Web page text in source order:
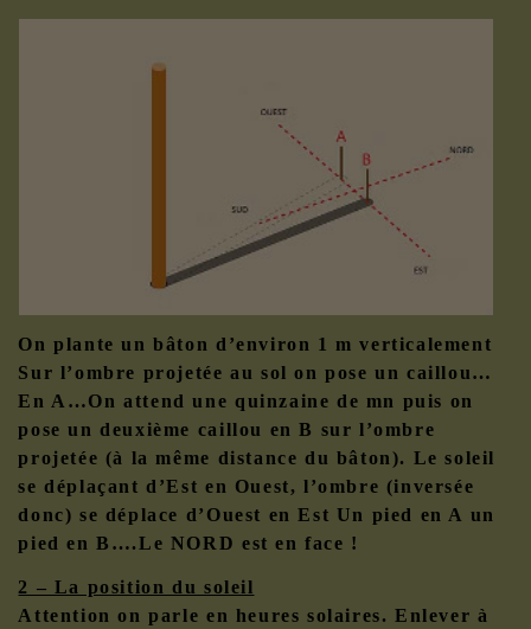
On plante un bâton d’environ 1 m verticalement
Sur l’ombre projetée au sol on pose un caillou…
En A…On attend une quinzaine de mn puis on
pose un deuxième caillou en B sur l’ombre
projetée (à la même distance du bâton). Le soleil
se déplaçant d’Est en Ouest, l’ombre (inversée
donc) se déplace d’Ouest en Est Un pied en A un
pied en B….Le NORD est en face !
2 – La position du soleil
Attention on parle en heures solaires. Enlever à